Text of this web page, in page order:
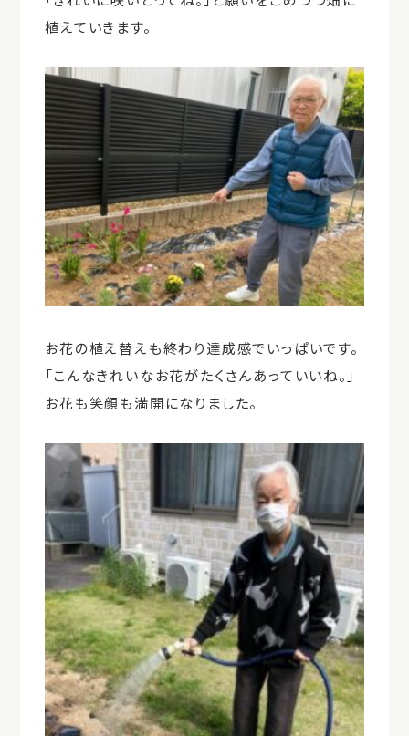
植えていきます。
お花の植え替えも終わり達成感でいっぱいです。
「こんなきれいなお花がたくさんあっていいね。」
お花も笑顔も満開になりました。